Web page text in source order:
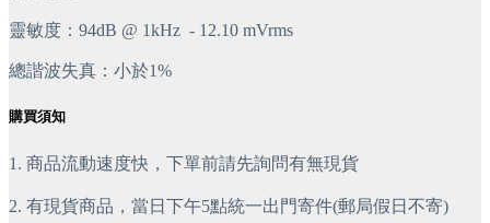
靈敏度：94dB @ 1kHz  - 12.10 mVrms
總諧波失真：小於1%
購買須知
1. 商品流動速度快，下單前請先詢問有無現貨
2. 有現貨商品，當日下午5點統一出門寄件(郵局假日不寄)